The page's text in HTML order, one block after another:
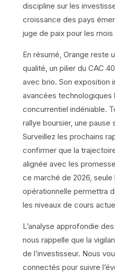
discipline sur les
croissance des pays
juge de paix pour les mois
En résumé, Orange reste
qualité, un pilier du CAC
avec brio. Son exposition
avancées technologiques
concurrentiel indéniable.
rallye boursier, une pause
Surveillez les prochains
confirmer que la
alignée avec les
ce marché de 2026, seule
opérationnelle permettra
les niveaux de cours
L’analyse approfondie
nous rappelle que la
de l’investisseur. Nous
connectés pour suivre